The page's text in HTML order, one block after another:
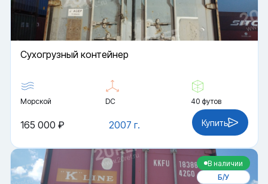
Cухогрузный контейнер
Морской DC 40 футов
2007 г.
165 000 ₽ Купить
В наличии
Б/У